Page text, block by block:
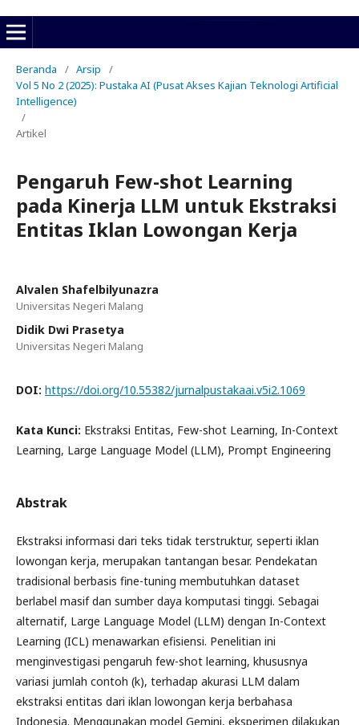
Beranda / Arsip
/
Vol 5 No 2 (2025): Pustaka AI (Pusat Akses Kajian Teknologi Artificial
Intelligence)
/
Artikel
Pengaruh Few-shot Learning
pada Kinerja LLM untuk Ekstraksi
Entitas Iklan Lowongan Kerja
Alvalen Shafelbilyunazra
Universitas Negeri Malang
Didik Dwi Prasetya
Universitas Negeri Malang
DOI: https://doi.org/10.55382/jurnalpustakaai.v5i2.1069
Kata Kunci: Ekstraksi Entitas, Few-shot Learning, In-Context
Learning, Large Language Model (LLM), Prompt Engineering
Abstrak
Ekstraksi informasi dari teks tidak terstruktur, seperti iklan
lowongan kerja, merupakan tantangan besar. Pendekatan
tradisional berbasis fine-tuning membutuhkan dataset
berlabel masif dan sumber daya komputasi tinggi. Sebagai
alternatif, Large Language Model (LLM) dengan In-Context
Learning (ICL) menawarkan efisiensi. Penelitian ini
menginvestigasi pengaruh few-shot learning, khususnya
variasi jumlah contoh (k), terhadap akurasi LLM dalam
ekstraksi entitas dari iklan lowongan kerja berbahasa
Indonesia. Menggunakan model Gemini, eksperimen dilakukan